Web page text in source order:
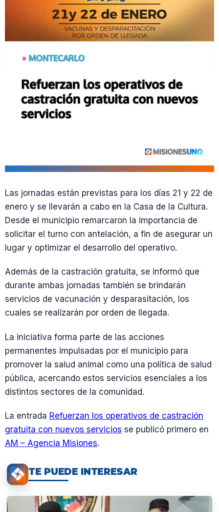
Las jornadas están previstas para los días 21 y 22 de
enero y se llevarán a cabo en la Casa de la Cultura.
Desde el municipio remarcaron la importancia de
solicitar el turno con antelación, a fin de asegurar un
lugar y optimizar el desarrollo del operativo.
Además de la castración gratuita, se informó que
durante ambas jornadas también se brindarán
servicios de vacunación y desparasitación, los
cuales se realizarán por orden de llegada.
La iniciativa forma parte de las acciones
permanentes impulsadas por el municipio para
promover la salud animal como una política de salud
pública, acercando estos servicios esenciales a los
distintos sectores de la comunidad.
La entrada Refuerzan los operativos de castración
gratuita con nuevos servicios se publicó primero en
AM – Agencia Misiones.
TE PUEDE INTERESAR